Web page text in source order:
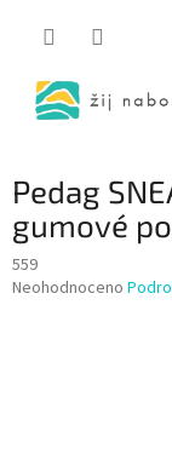
Pedag
gumové
559
Průměrné
Neohodnoceno